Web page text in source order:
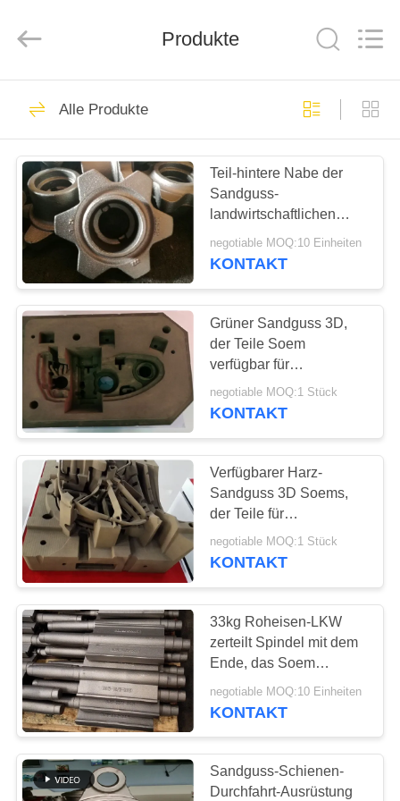
HAUS
PRODUKTE
ÜBER
UNS
FABRIK-
AUSFLUG
QUALITÄTSKONTROLLE
TRETEN
SIE
MIT
UNS
IN
VERBINDUNG
NACHRICHTEN
FORDERN
SIE
EIN
ZITAT
Rights
by
Gussteile
Graue Eisengüsse
23
Fluglageanzeiger-
Castings
Gegengewicht
Produkte
Alle Produkte
Teil-hintere Nabe der
Sandguss-
landwirtschaftlichen
Maschinen mit Ductilt-
Eisen-Material
negotiable MOQ:10 Einheiten
KONTAKT
Grüner Sandguss 3D,
der Teile Soem
verfügbar für
landwirtschaftliche
Maschinerie druckt
negotiable MOQ:1 Stück
KONTAKT
Verfügbarer Harz-
Sandguss 3D Soems,
der Teile für
Baumaschinen druckt
negotiable MOQ:1 Stück
KONTAKT
33kg Roheisen-LKW
zerteilt Spindel mit dem
Ende, das Soem
verfügbar malt
negotiable MOQ:10 Einheiten
KONTAKT
Sandguss-Schienen-
Durchfahrt-Ausrüstung